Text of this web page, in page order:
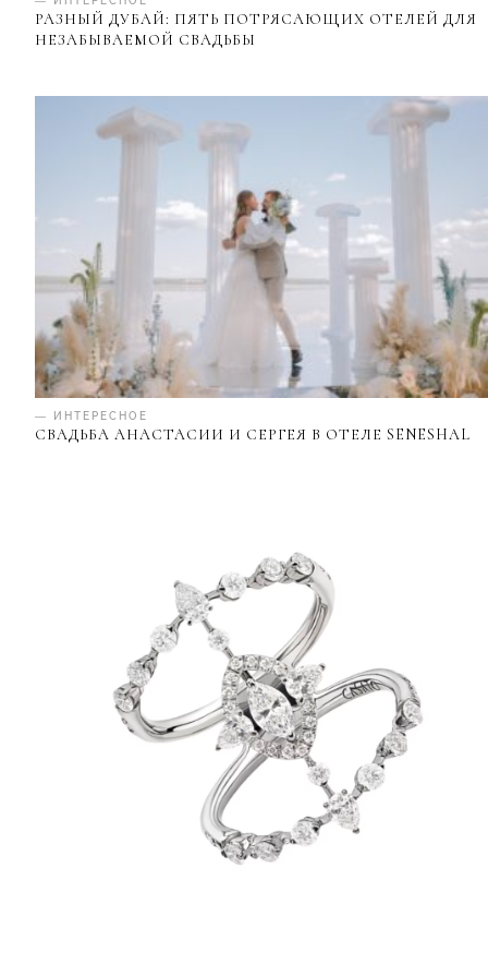
РАЗНЫЙ ДУБАЙ: ПЯТЬ ПОТРЯСАЮЩИХ ОТЕЛЕЙ ДЛЯ
НЕЗАБЫВАЕМОЙ СВАДЬБЫ
— ИНТЕРЕСНОЕ
СВАДЬБА АНАСТАСИИ И СЕРГЕЯ В ОТЕЛЕ SENESHAL